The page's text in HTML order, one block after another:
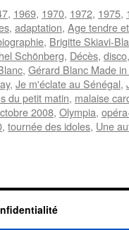
, 1969, 1970, 1972, 1975,
, adaptation, Age tendre
, Brigitte Skiavi-
Schönberg, Décès, disco
, Gérard Blanc Made
, Je m'éclate au Sénégal,
du petit matin, malaise
2008, Olympia,
, tournée des idoles, Une